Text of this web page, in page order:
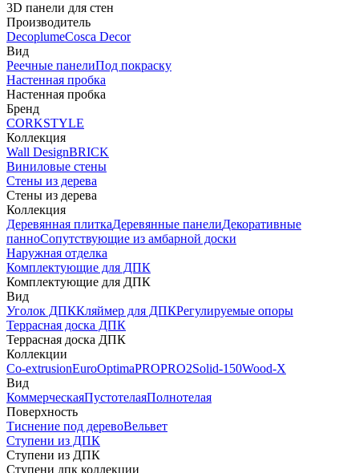
3D панели для стен
Производитель
DecoplumeCosca Decor
Вид
Реечные панелиПод покраску
Настенная пробка
Настенная пробка
Бренд
CORKSTYLE
Коллекция
Wall DesignBRICK
Виниловые стены
Стены из дерева
Стены из дерева
Коллекция
Деревянная плиткаДеревянные панелиДекоративные
панноСопутствующие из амбарной доски
Наружная отделка
Комплектующие для ДПК
Комплектующие для ДПК
Вид
Уголок ДПККляймер для ДПКРегулируемые опоры
Террасная доска ДПК
Террасная доска ДПК
Коллекции
Co-extrusionEuroOptimaPROPRO2Solid-150Wood-X
Вид
КоммерческаяПустотелаяПолнотелая
Поверхность
Тиснение под деревоВельвет
Ступени из ДПК
Ступени из ДПК
Ступени дпк коллекции